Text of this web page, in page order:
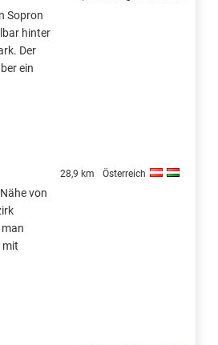
Sopron
hinter
Der
ein
28,9 km Österreich
von
man
mit